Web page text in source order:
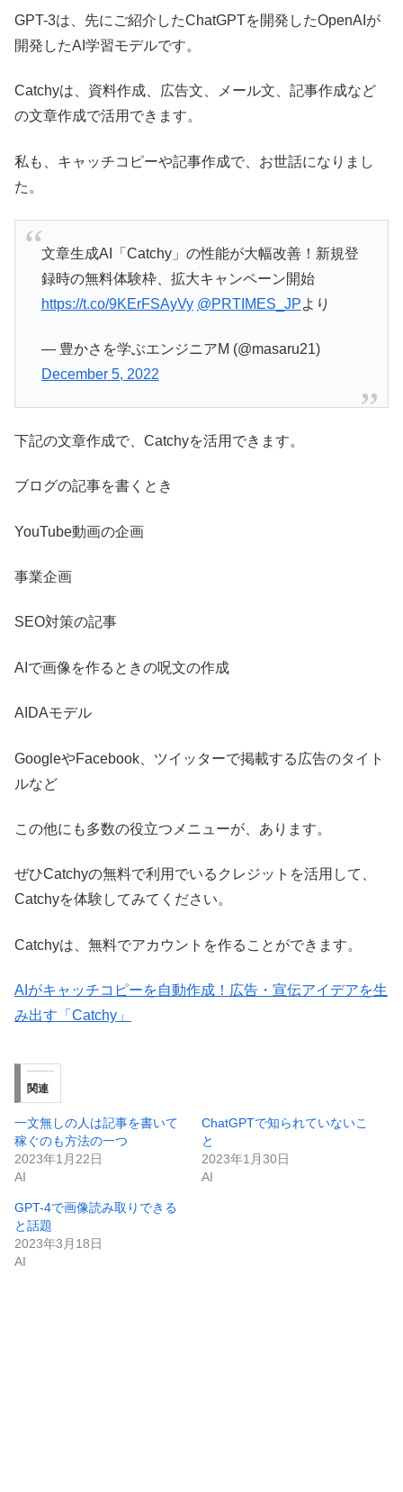
GPT-3は、先にご紹介したChatGPTを開発したOpenAIが
開発したAI学習モデルです。
Catchyは、資料作成、広告文、メール文、記事作成など
の文章作成で活用できます。
私も、キャッチコピーや記事作成で、お世話になりまし
た。
文章生成AI「Catchy」の性能が大幅改善！新規登
録時の無料体験枠、拡大キャンペーン開始
https://t.co/9KErFSAyVy @PRTIMES_JPより
— 豊かさを学ぶエンジニアM (@masaru21)
December 5, 2022
下記の文章作成で、Catchyを活用できます。
ブログの記事を書くとき
YouTube動画の企画
事業企画
SEO対策の記事
AIで画像を作るときの呪文の作成
AIDAモデル
GoogleやFacebook、ツイッターで掲載する広告のタイト
ルなど
この他にも多数の役立つメニューが、あります。
ぜひCatchyの無料で利用でいるクレジットを活用して、
Catchyを体験してみてください。
Catchyは、無料でアカウントを作ることができます。
AIがキャッチコピーを自動作成！広告・宣伝アイデアを生
み出す「Catchy」
関連
一文無しの人は記事を書いて
稼ぐのも方法の一つ
2023年1月22日
AI
ChatGPTで知られていないこ
と
2023年1月30日
AI
GPT-4で画像読み取りできる
と話題
2023年3月18日
AI